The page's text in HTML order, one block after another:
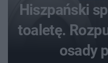
Hiszpański
toaletę.
osady